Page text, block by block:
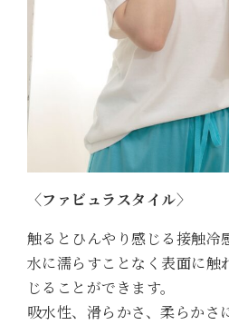
〈ファビュラスタイル〉
触るとひんやり感じる接触冷
水に濡らすことなく表面に触
じることができます。
吸水性、滑らかさ、柔らかさ